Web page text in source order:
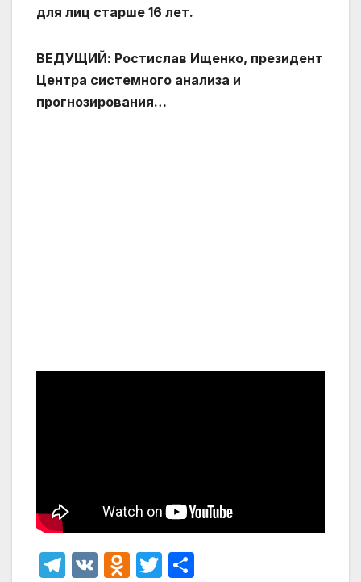
для лиц старше 16 лет.
ВЕДУЩИЙ: Ростислав Ищенко, президент
Центра системного анализа и
прогнозирования…
T
V
O T